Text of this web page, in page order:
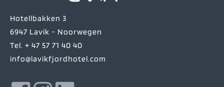
Hotellbakken 3
6947 Lavik - Noorwegen
Tel. + 47 57 71 40 40
info@lavikfjordhotel.com